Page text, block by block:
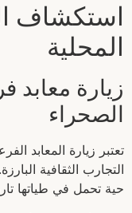
استكشاف
المحلية
زيارة معابد
الصحراء
تعتبر زيارة المعابد
التجارب الثقافية
حية تحمل في طياتها